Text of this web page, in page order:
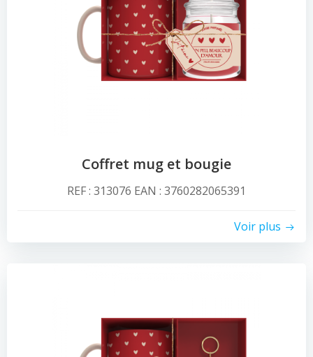
Coffret mug et bougie
REF : 313076 EAN : 3760282065391
Voir plus